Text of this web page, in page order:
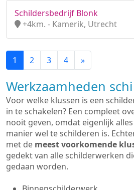
Schildersbedrijf Blonk
+4km. - Kamerik, Utrecht
1 2 3 4 »
Werkzaamheden
Voor welke klussen is een
in te schakelen? Een compleet
nooit geven, omdat eigenlijk
manier wel te schilderen is.
met de meest voorkomende
gedekt van alle schilderwerken
gedaan worden.